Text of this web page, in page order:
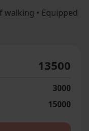
• Equipped
13500
3000
15000